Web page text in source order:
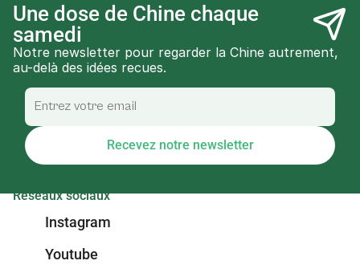
Recevez notre newsletter
Une dose de Chine chaque
samedi
Notre newsletter pour regarder la Chine autrement,
au-delà des idées recues.
Réseaux sociaux
Instagram
Youtube